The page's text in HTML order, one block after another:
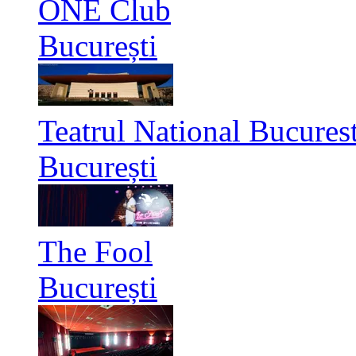
ONE Club
București
Teatrul National
București
The Fool
București